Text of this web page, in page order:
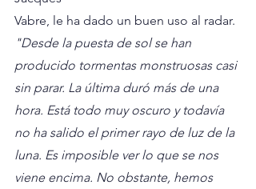
Vabre, le ha dado un buen uso al radar.
"Desde la puesta de sol se han
producido tormentas monstruosas casi
sin parar. La última duró más de una
hora. Está todo muy oscuro y todavía
no ha salido el primer rayo de luz de la
luna. Es imposible ver lo que se nos
viene encima. No obstante, hemos